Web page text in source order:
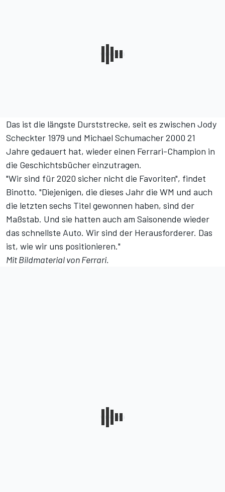
Das ist die längste Durststrecke, seit es zwischen Jody
Scheckter 1979 und Michael Schumacher 2000 21
Jahre gedauert hat, wieder einen Ferrari-Champion in
die Geschichtsbücher einzutragen.
"Wir sind für 2020 sicher nicht die Favoriten", findet
Binotto. "Diejenigen, die dieses Jahr die WM und auch
die letzten sechs Titel gewonnen haben, sind der
Maßstab. Und sie hatten auch am Saisonende wieder
das schnellste Auto. Wir sind der Herausforderer. Das
ist, wie wir uns positionieren."
Mit Bildmaterial von Ferrari.